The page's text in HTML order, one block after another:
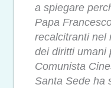
a spiegare
Papa
recalcitranti nel
dei diritti umani
Comunista
Santa Sede ha